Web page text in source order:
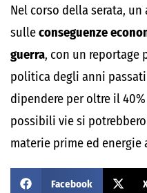
Nel corso della serata,
sulleconseguenze
guerra, con un reportage
politica degli anni
dipendere per oltre il
possibili vie si
materie prime ed energie
Facebook